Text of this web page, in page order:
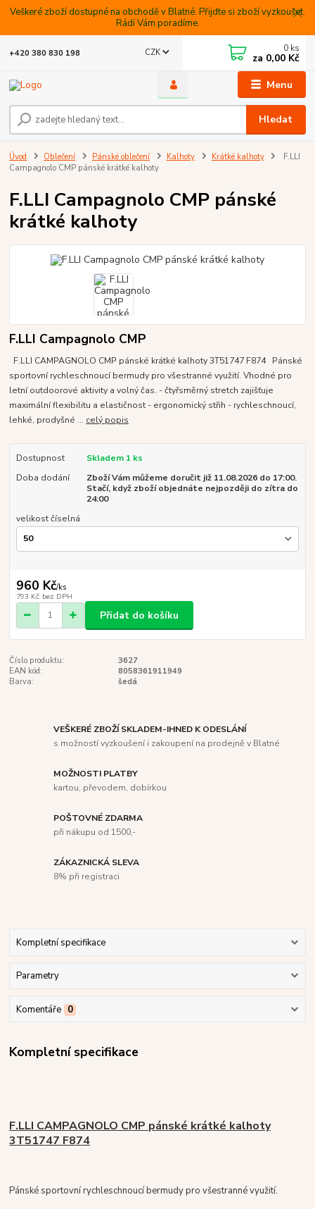
Veškeré zboží dostupné na obchodě v Blatné. Přijdte si zboží vyzkoušet.
Rádi Vám poradíme.
Menu
CZK
Hledat
+420 380 830 198 0 ks
za 0,00 Kč
Úvod Oblečení Pánské oblečení Kalhoty Krátké kalhoty
F.LLI
Campagnolo CMP pánské krátké kalhoty
F.LLI Campagnolo CMP pánské
krátké kalhoty
F.LLI Campagnolo CMP
F.LLI CAMPAGNOLO CMP pánské krátké kalhoty 3T51747 F874 Pánské
sportovní rychleschnoucí bermudy pro všestranné využití. Vhodné pro
letní outdoorové aktivity a volný čas. - čtyřsměrný stretch zajišťuje
maximální flexibilitu a elastičnost - ergonomický střih - rychleschnoucí,
lehké, prodyšné ... celý popis
Dostupnost
Skladem 1 ks
Doba dodání
Zboží Vám můžeme doručit již 11.08.2026 do 17:00.
Stačí, když zboží objednáte nejpozději do zítra do
24:00
velikost číselná
960 Kč/ks
793 Kč bez DPH
Přidat do košíku
Číslo produktu:
3627
EAN kód:
8058361911949
Barva:
šedá
VEŠKERÉ ZBOŽÍ SKLADEM-IHNED K ODESLÁNÍ
s možností vyzkoušení i zakoupení na prodejně v Blatné
MOŽNOSTI PLATBY
kartou, převodem, dobírkou
POŠTOVNÉ ZDARMA
při nákupu od 1500,-
ZÁKAZNICKÁ SLEVA
8% při registraci
Kompletní specifikace
Parametry
Komentáře 0
Kompletní specifikace
F.LLI CAMPAGNOLO CMP pánské krátké kalhoty
3T51747 F874
Pánské sportovní rychleschnoucí bermudy pro všestranné využití.